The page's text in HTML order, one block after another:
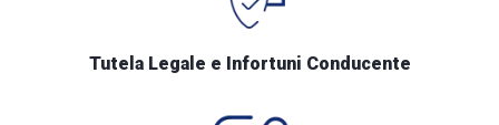
Tutela Legale e Infortuni Conducente